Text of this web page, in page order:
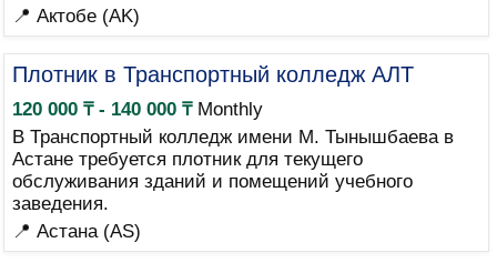
📍 Актобе (AK)
Плотник в Транспортный колледж АЛТ
120 000 ₸ - 140 000 ₸Monthly
В Транспортный колледж имени М. Тынышбаева в
Астане требуется плотник для текущего
обслуживания зданий и помещений учебного
заведения.
📍 Астана (AS)